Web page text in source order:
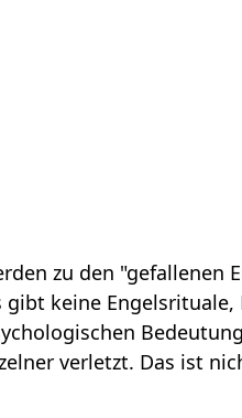
zu den "gefallenen
keine Engelsrituale,
verletzt. Das ist